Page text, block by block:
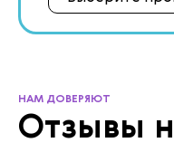
НАМ ДОВЕРЯЮТ
Отзывы